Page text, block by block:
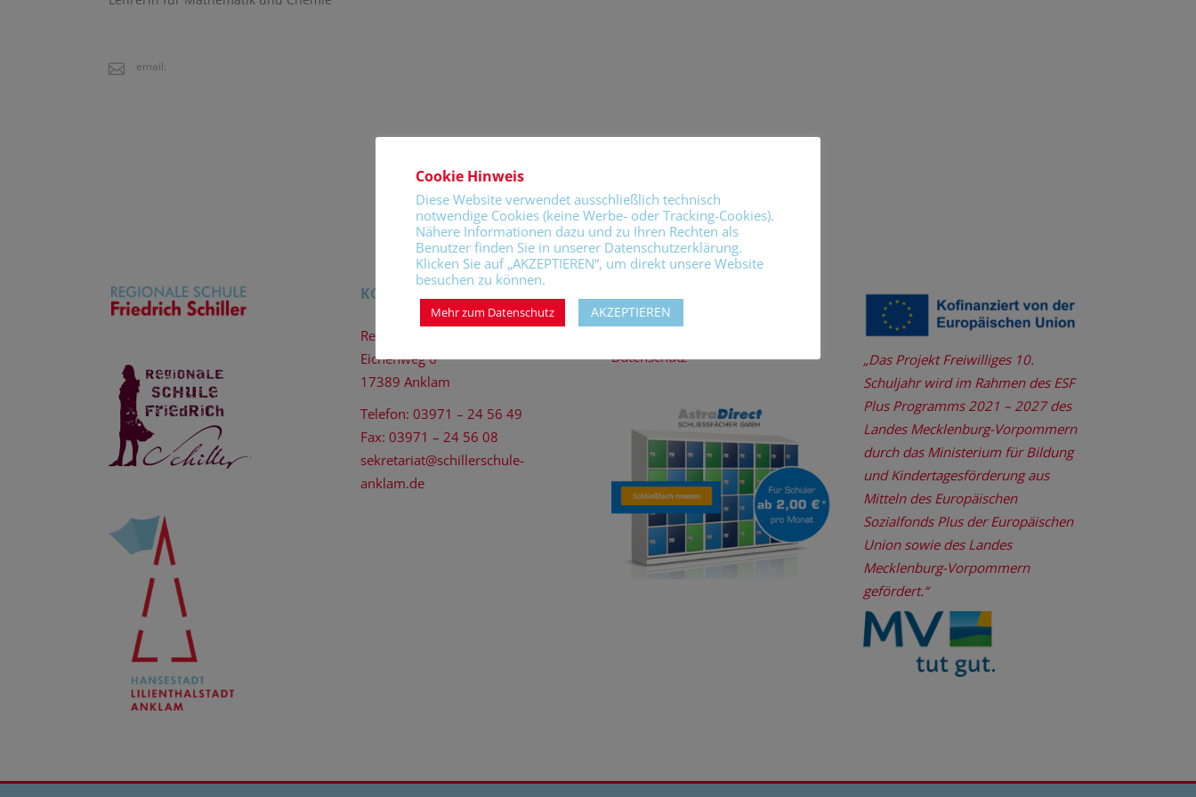
email:
KONTAKT
Regionale Schule „Friedrich Schiller“
Eichenweg 6
17389 Anklam
Telefon: 03971 – 24 56 49
Fax: 03971 – 24 56 08
sekretariat@schillerschule-
anklam.de
Datenschutz
„Das Projekt Freiwilliges 10.
Schuljahr wird im Rahmen des ESF
Plus Programms 2021 – 2027 des
Landes Mecklenburg-Vorpommern
durch das Ministerium für Bildung
und Kindertagesförderung aus
Mitteln des Europäischen
Sozialfonds Plus der Europäischen
Union sowie des Landes
Mecklenburg-Vorpommern
gefördert.“
Cookie Hinweis
Diese Website verwendet ausschließlich technisch
notwendige Cookies (keine Werbe- oder Tracking-Cookies).
Nähere Informationen dazu und zu Ihren Rechten als
Benutzer finden Sie in unserer Datenschutzerklärung.
Klicken Sie auf „AKZEPTIEREN“, um direkt unsere Website
besuchen zu können.
Mehr zum Datenschutz AKZEPTIEREN